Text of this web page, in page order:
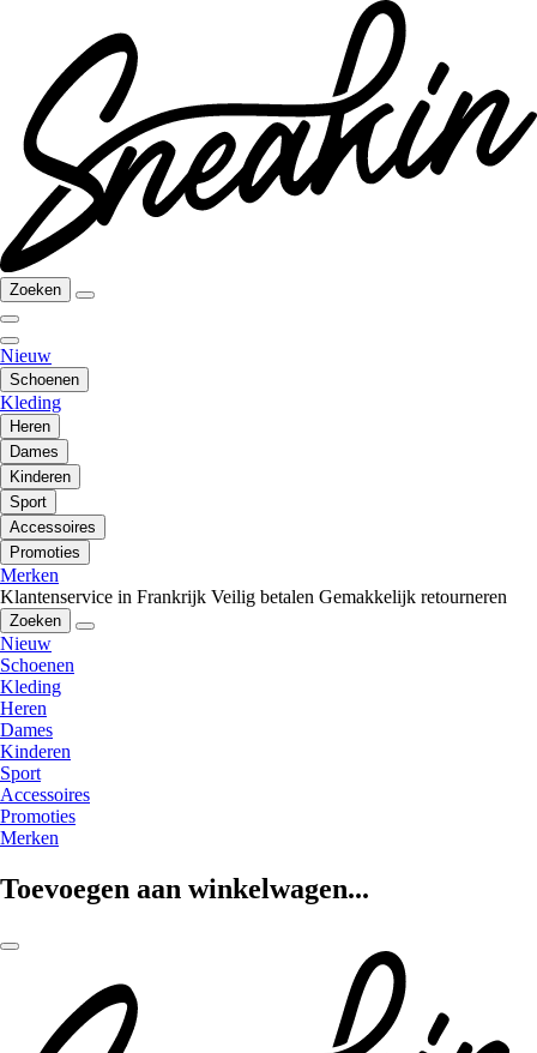
Zoeken
Nieuw
Schoenen
Kleding
Heren
Dames
Kinderen
Sport
Accessoires
Promoties
Merken
Klantenservice in Frankrijk Veilig betalen Gemakkelijk retourneren
Zoeken
Nieuw
Schoenen
Kleding
Heren
Dames
Kinderen
Sport
Accessoires
Promoties
Merken
Toevoegen aan winkelwagen...